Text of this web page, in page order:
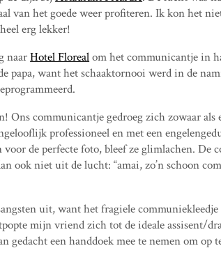
van het goede weer profiteren. Ik kon het
erg lekker!
naarHotel Florealom het communicantje in
papa, want het schaaktornooi werd in de
Ons communicantje gedroeg zich zowaar als
professioneel en met een
de perfecte foto, bleef ze glimlachen. De
ook niet uit de lucht: “amai, zo’n schoon
uit, want het fragiele communiekleedje
mijn vriend zich tot de ideale assisent/
gedacht een handdoek mee te nemen om op